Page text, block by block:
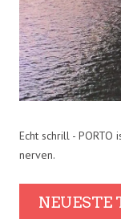
Echt schrill -
nerven.
NEUESTE